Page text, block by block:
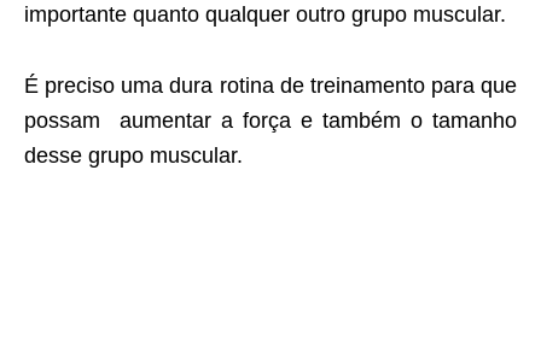
importante quanto qualquer outro grupo muscular.
É preciso uma dura rotina de treinamento para que
possam aumentar a força e também o tamanho
desse grupo muscular.